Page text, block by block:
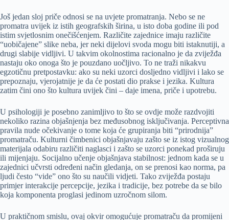
Još jedan sloj priče odnosi se na uvjete promatranja. Nebo se ne
promatra uvijek iz istih geografskih širina, u isto doba godine ili pod
istim svjetlosnim onečišćenjem. Različite zajednice imaju različite
“uobičajene” slike neba, jer neki dijelovi svoda mogu biti istaknutiji, a
drugi slabije vidljivi. U takvim okolnostima racionalno je da zviježđa
nastaju oko onoga što je pouzdano uočljivo. To ne traži nikakvu
egzotičnu pretpostavku: ako su neki uzorci dosljedno vidljivi i lako se
prepoznaju, vjerojatnije je da će postati dio prakse i jezika. Kultura
zatim čini ono što kultura uvijek čini – daje imena, priče i upotrebu.
U psihologiji je posebno zanimljivo to što se ovdje može razdvojiti
nekoliko razina objašnjenja bez međusobnog isključivanja. Perceptivna
pravila nude očekivanje o tome koja će grupiranja biti “prirodnija”
promatraču. Kulturni čimbenici objašnjavaju zašto se iz istog vizualnog
materijala odabiru različiti naglasci i zašto se uzorci ponekad proširuju
ili mijenjaju. Socijalno učenje objašnjava stabilnost: jednom kada se u
zajednici učvrsti određeni način gledanja, on se prenosi kao norma, pa
ljudi često “vide” ono što su naučili vidjeti. Tako zviježđa postaju
primjer interakcije percepcije, jezika i tradicije, bez potrebe da se bilo
koja komponenta proglasi jedinom uzročnom silom.
U praktičnom smislu, ovaj okvir omogućuje promatraču da promijeni